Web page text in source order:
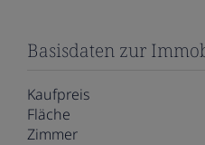
Basisdaten zur
Kaufpreis
Fläche
Zimmer